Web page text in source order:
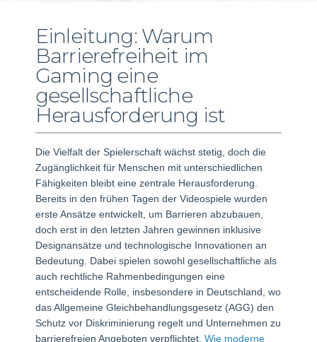
Einleitung: Warum
Barrierefreiheit im
Gaming eine
gesellschaftliche
Herausforderung ist
Die Vielfalt der Spielerschaft wächst stetig, doch die
Zugänglichkeit für Menschen mit unterschiedlichen
Fähigkeiten bleibt eine zentrale Herausforderung.
Bereits in den frühen Tagen der Videospiele wurden
erste Ansätze entwickelt, um Barrieren abzubauen,
doch erst in den letzten Jahren gewinnen inklusive
Designansätze und technologische Innovationen an
Bedeutung. Dabei spielen sowohl gesellschaftliche als
auch rechtliche Rahmenbedingungen eine
entscheidende Rolle, insbesondere in Deutschland, wo
das Allgemeine Gleichbehandlungsgesetz (AGG) den
Schutz vor Diskriminierung regelt und Unternehmen zu
barrierefreien Angeboten verpflichtet. Wie moderne